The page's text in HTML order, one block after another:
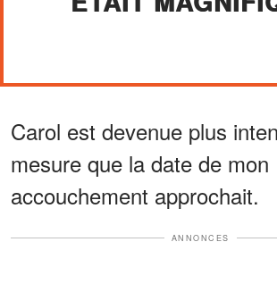
Carol est devenue plus
mesure que la date de mon
accouchement approchait.
ANNONCES